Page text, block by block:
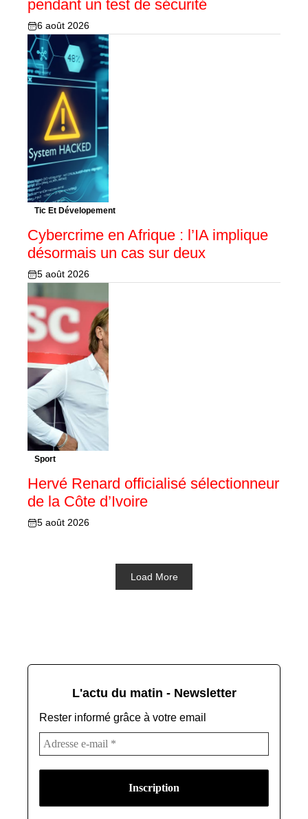
pendant un test de sécurité
6 août 2026
Tic Et Dévelopement
Cybercrime en Afrique : l’IA implique
désormais un cas sur deux
5 août 2026
Sport
Hervé Renard officialisé sélectionneur
de la Côte d’Ivoire
5 août 2026
Load More
L'actu du matin - Newsletter
Rester informé grâce à votre email